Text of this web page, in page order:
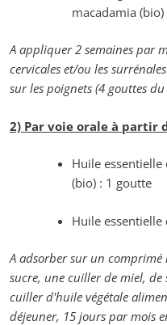
macadamia
A appliquer 2 semaines par
cervicales et/ou les
sur les poignets (4 gouttes du
2) Par voie orale à partir
Huile essentielle
(bio) : 1 goutte
Huile
A adsorber sur un
sucre, une cuiller de miel,
cuiller d'huile végétale
déjeuner, 15 jours par mois